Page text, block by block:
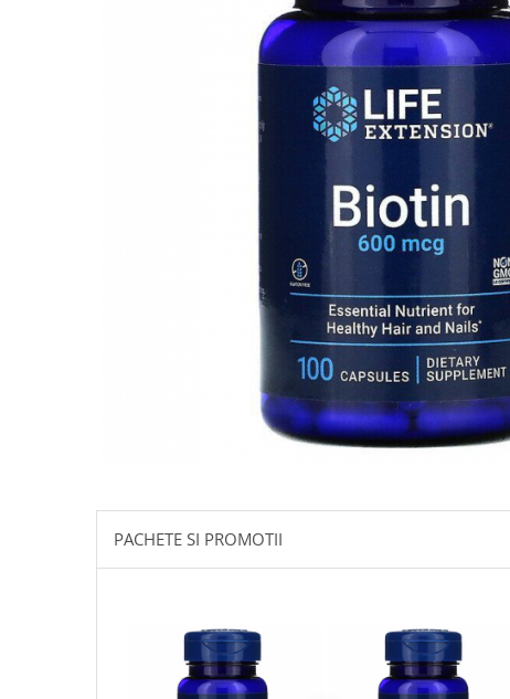
Sanct Bernhard
Seeking HealthPACHETE SI PROMOTII